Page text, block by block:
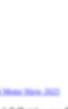
Motor Show 2025